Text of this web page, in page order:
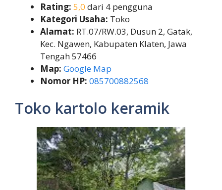
Rating: 5,0 dari 4 pengguna
Kategori Usaha: Toko
Alamat: RT.07/RW.03, Dusun 2, Gatak,
Kec. Ngawen, Kabupaten Klaten, Jawa
Tengah 57466
Map: Google Map
Nomor HP: 085700882568
Toko kartolo keramik